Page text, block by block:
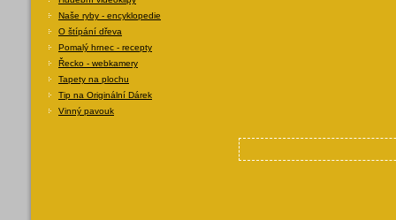
Naše ryby - encyklopedie
O štípání dřeva
Pomalý hrnec - recepty
Řecko - webkamery
Tapety na plochu
Tip na Originální Dárek
Vinný pavouk